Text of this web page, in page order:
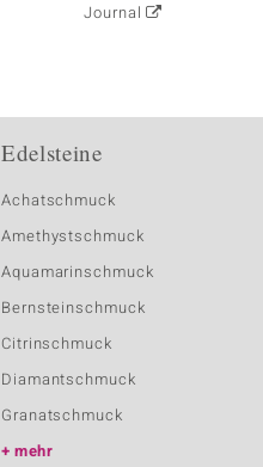
Journal
Edelsteine
Achatschmuck
Amethystschmuck
Aquamarinschmuck
Bernsteinschmuck
Citrinschmuck
Diamantschmuck
Granatschmuck
mehr